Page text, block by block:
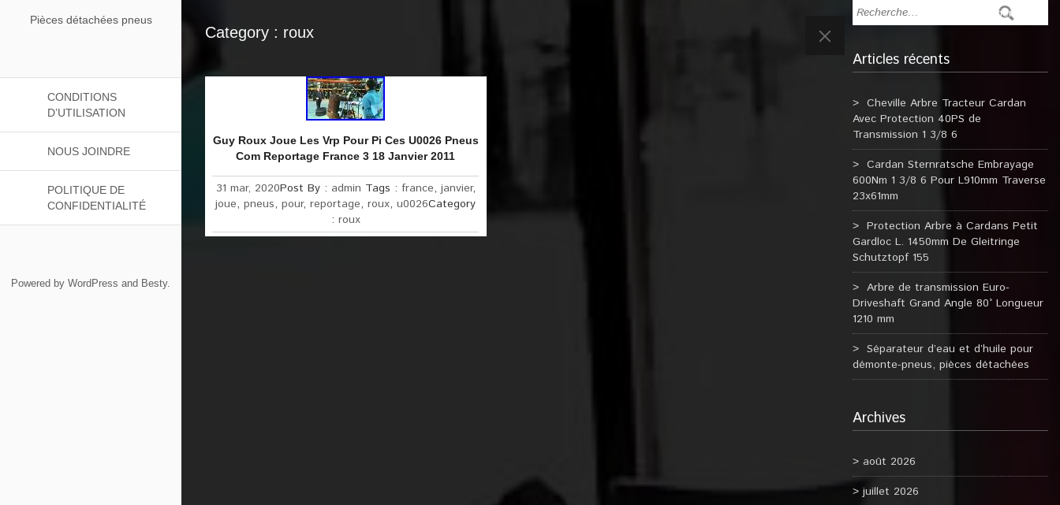
Pièces détachées pneus
CONDITIONS
D’UTILISATION
NOUS JOINDRE
POLITIQUE DE
CONFIDENTIALITÉ
Powered by WordPress and Besty.
Category : roux
Guy Roux Joue Les Vrp Pour Pi Ces U0026 Pneus
Com Reportage France 3 18 Janvier 2011
31 mar, 2020Post By : admin Tags : france, janvier,
joue,pneus,pour,reportage,roux,u0026Category
: roux
Articles récents
Cheville Arbre Tracteur Cardan
Avec Protection 40PS de
Transmission 1 3/8 6
Cardan Sternratsche Embrayage
600Nm 1 3/8 6 Pour L910mm Traverse
23x61mm
Protection Arbre à Cardans Petit
Gardloc L. 1450mm De Gleitringe
Schutztopf 155
Arbre de transmission Euro-
Driveshaft Grand Angle 80° Longueur
1210 mm
Séparateur d’eau et d’huile pour
démonte-pneus, pièces détachées
Archives
août 2026
juillet 2026